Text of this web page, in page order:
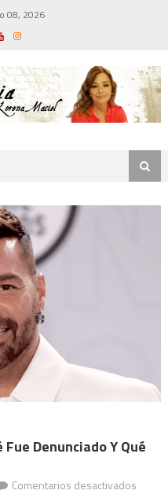
08, 2026
Denunciado Y Qué
Comentarios desactivadosen